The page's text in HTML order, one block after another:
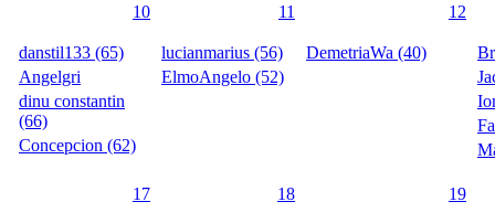
10
danstil133 (65)
Angelgri
dinu constantin
(66)
Concepcion (62)
11
lucianmarius (56)
ElmoAngelo (52)
12
DemetriaWa (40)
17 18 19